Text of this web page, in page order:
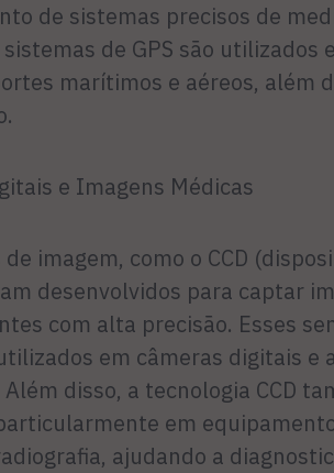
de sistemas precisos de
sistemas de GPS são utilizados
marítimos e aéreos, além
e Imagens Médicas
imagem, como o CCD
desenvolvidos para captar
com alta precisão. Esses
em câmeras digitais e
disso, a tecnologia CCD
em
ajudando a